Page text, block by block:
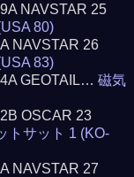
NAVSTAR 25
80)
NAVSTAR 26
83)
GEOTAIL…磁気
OSCAR 23
トサット 1 (KO-
NAVSTAR 27